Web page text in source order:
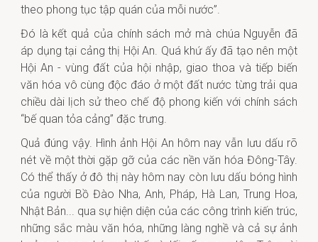
theo phong tục tập quán của mỗi nước”.
Đó là kết quả của chính sách mở mà chúa Nguyễn đã
áp dụng tại cảng thị Hội An. Quá khứ ấy đã tạo nên một
Hội An - vùng đất của hội nhập, giao thoa và tiếp biến
văn hóa vô cùng độc đáo ở một đất nước từng trải qua
chiều dài lịch sử theo chế độ phong kiến với chính sách
“bế quan tỏa cảng” đặc trưng.
Quả đúng vậy. Hình ảnh Hội An hôm nay vẫn lưu dấu rõ
nét về một thời gặp gỡ của các nền văn hóa Đông-Tây.
Có thể thấy ở đô thị này hôm nay còn lưu dấu bóng hình
của người Bồ Đào Nha, Anh, Pháp, Hà Lan, Trung Hoa,
Nhật Bản... qua sự hiện diện của các công trình kiến trúc,
những sắc màu văn hóa, những làng nghề và cả sự ảnh